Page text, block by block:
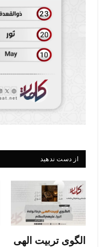
از دست ندهید
الگوی تربیت الهی